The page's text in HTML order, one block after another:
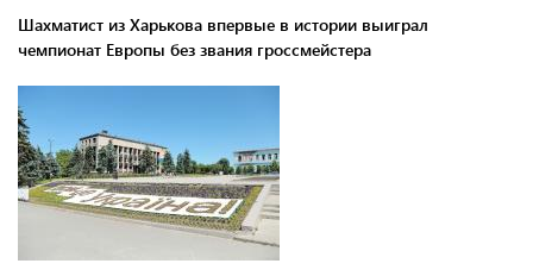
Шахматист из Харькова впервые в истории выиграл
чемпионат Европы без звания гроссмейстера